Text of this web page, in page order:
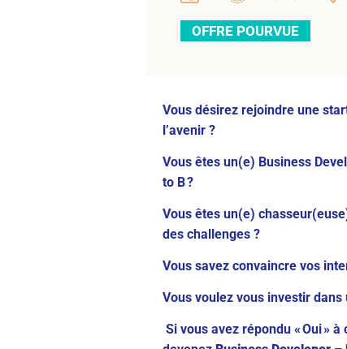
OFFRE POURVUE
Vous désirez rejoindre une
l’avenir ?
Vous êtes un(e) Business
to B ?
Vous êtes un(e)
des challenges ?
Vous savez convaincre vos
Vous voulez vous investir
Si vous avez répondu « Oui »